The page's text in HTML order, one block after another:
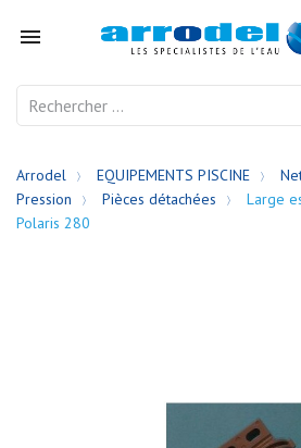

Arrodel EQUIPEMENTS PISCINE
Pression
Pièces détachées
Large
Polaris 280